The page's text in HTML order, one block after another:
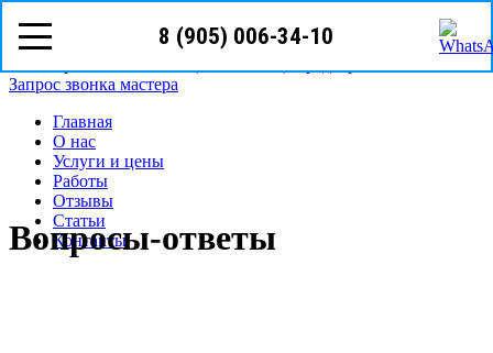
8 (905) 006-34-10
8 (905)
г. Уфа ул. Владивостокская, д.1
Запрос звонка мастера
Главная
О нас
Услуги и цены
Работы
Отзывы
Статьи
Контакты
Вопросы-ответы